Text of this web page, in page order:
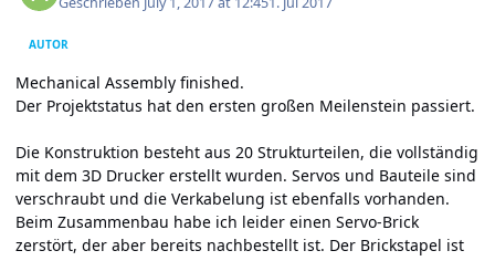
AUTOR
Mechanical Assembly finished.
Der Projektstatus hat den ersten großen Meilenstein passiert.
Die Konstruktion besteht aus 20 Strukturteilen, die vollständig
mit dem 3D Drucker erstellt wurden. Servos und Bauteile sind
verschraubt und die Verkabelung ist ebenfalls vorhanden.
Beim Zusammenbau habe ich leider einen Servo-Brick
zerstört, der aber bereits nachbestellt ist. Der Brickstapel ist